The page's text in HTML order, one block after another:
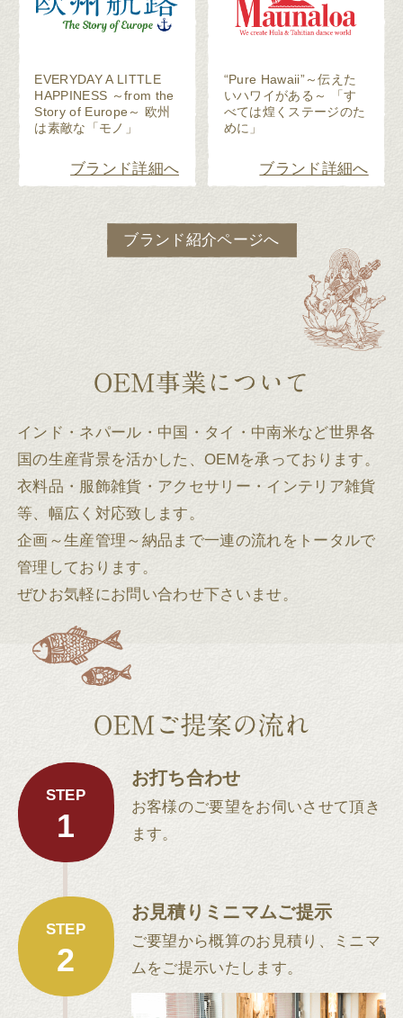
EVERYDAY A LITTLE
HAPPINESS ～from the
Story of Europe～ 欧州
は素敵な「モノ」
ブランド詳細へ
“Pure Hawaii”～伝えた
いハワイがある～ 「す
べては煌くステージのた
めに」
ブランド詳細へ
ブランド紹介ページへ
インド・ネパール・中国・タイ・中南米など世界各
国の生産背景を活かした、OEMを承っております。
衣料品・服飾雑貨・アクセサリー・インテリア雑貨
等、幅広く対応致します。
企画～生産管理～納品まで一連の流れをトータルで
管理しております。
ぜひお気軽にお問い合わせ下さいませ。
STEP
1
お打ち合わせ
お客様のご要望をお伺いさせて頂き
ます。
STEP
2
お見積りミニマムご提示
ご要望から概算のお見積り、ミニマ
ムをご提示いたします。